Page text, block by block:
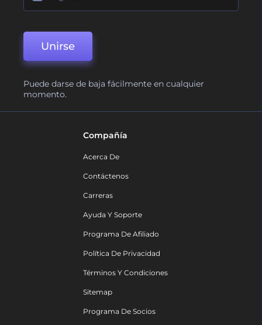
Unirse
Puede darse de baja fácilmente en cualquier
momento.
Compañía
Acerca De
Contáctenos
Carreras
Ayuda Y Soporte
Programa De Afiliado
Política De Privacidad
Términos Y Condiciones
Sitemap
Programa De Socios